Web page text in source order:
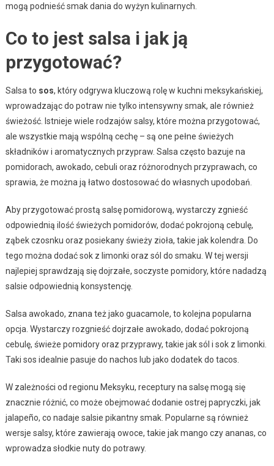
mogą podnieść smak dania do wyżyn kulinarnych.
Co to jest salsa i jak ją
przygotować?
Salsa to sos, który odgrywa kluczową rolę w kuchni meksykańskiej,
wprowadzając do potraw nie tylko intensywny smak, ale również
świeżość. Istnieje wiele rodzajów salsy, które można przygotować,
ale wszystkie mają wspólną cechę – są one pełne świeżych
składników i aromatycznych przypraw. Salsa często bazuje na
pomidorach, awokado, cebuli oraz różnorodnych przyprawach, co
sprawia, że ​​można ją łatwo dostosować do własnych upodobań.
Aby przygotować prostą salsę pomidorową, wystarczy zgnieść
odpowiednią ilość świeżych pomidorów, dodać pokrojoną cebulę,
ząbek czosnku oraz posiekany świeży zioła, takie jak kolendra. Do
tego można dodać sok z limonki oraz sól do smaku. W tej wersji
najlepiej sprawdzają się dojrzałe, soczyste pomidory, które nadadzą
salsie odpowiednią konsystencję.
Salsa awokado, znana też jako guacamole, to kolejna popularna
opcja. Wystarczy rozgnieść dojrzałe awokado, dodać pokrojoną
cebulę, świeże pomidory oraz przyprawy, takie jak sól i sok z limonki.
Taki sos idealnie pasuje do nachos lub jako dodatek do tacos.
W zależności od regionu Meksyku, receptury na salsę mogą się
znacznie różnić, co może obejmować dodanie ostrej papryczki, jak
jalapeño, co nadaje salsie pikantny smak. Popularne są również
wersje salsy, które zawierają owoce, takie jak mango czy ananas, co
wprowadza słodkie nuty do potrawy.